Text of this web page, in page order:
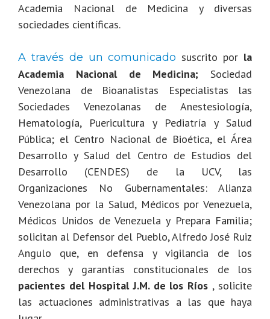
Academia Nacional de Medicina y diversas
sociedades científicas.
A través de un comunicado suscrito por la
Academia Nacional de Medicina; Sociedad
Venezolana de Bioanalistas Especialistas las
Sociedades Venezolanas de Anestesiología,
Hematología, Puericultura y Pediatría y Salud
Pública; el Centro Nacional de Bioética, el Área
Desarrollo y Salud del Centro de Estudios del
Desarrollo (CENDES) de la UCV, las
Organizaciones No Gubernamentales: Alianza
Venezolana por la Salud, Médicos por Venezuela,
Médicos Unidos de Venezuela y Prepara Familia;
solicitan al Defensor del Pueblo, Alfredo José Ruiz
Angulo que, en defensa y vigilancia de los
derechos y garantías constitucionales de los
pacientes del Hospital J.M. de los Ríos , solicite
las actuaciones administrativas a las que haya